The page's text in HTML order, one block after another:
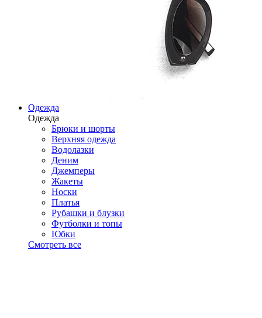
Одежда
Одежда
Брюки и шорты
Верхняя одежда
Водолазки
Деним
Джемперы
Жакеты
Носки
Платья
Рубашки и блузки
Футболки и топы
Юбки
Смотреть все